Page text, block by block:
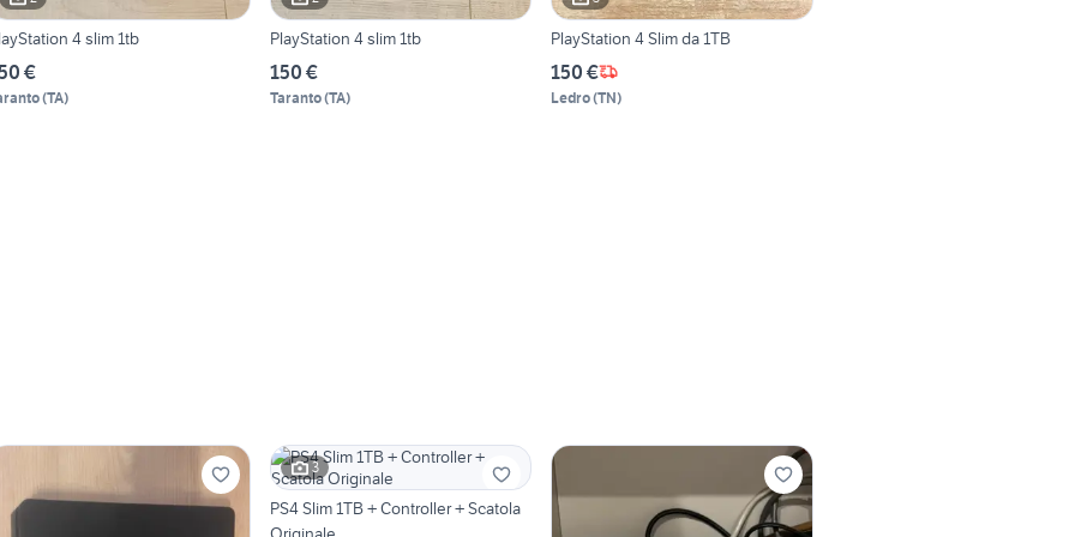
4 slim 1tb
€
(TA)
PlayStation 4 slim 1tb
150 €
Taranto(TA)
PlayStation 4 Slim da 1TB
150 €
Ledro(TN)
3
PS4 Slim 1TB + Controller + Scatola